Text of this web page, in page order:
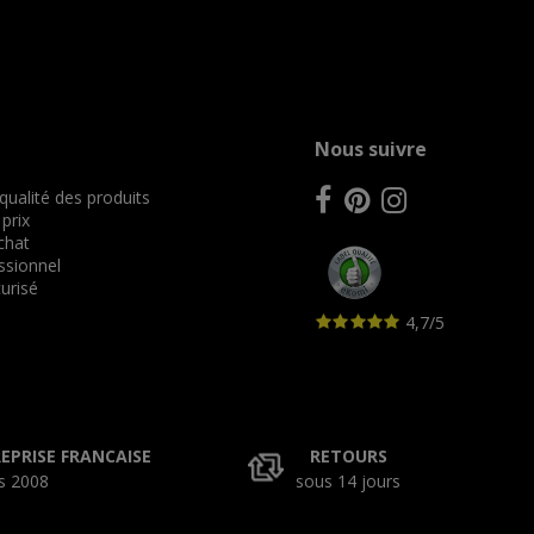
des produits
Nous suivre
4,7/5
FRANCAISE
2008
RETOURS
sous 14 jours